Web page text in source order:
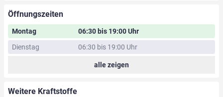
Öffnungszeiten
Montag
06:30 bis 19:00 Uhr
Dienstag
06:30 bis 19:00 Uhr
alle zeigen
Weitere Kraftstoffe